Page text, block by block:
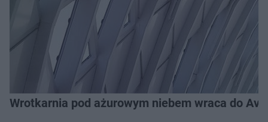
Wrotkarnia pod ażurowym niebem wraca do